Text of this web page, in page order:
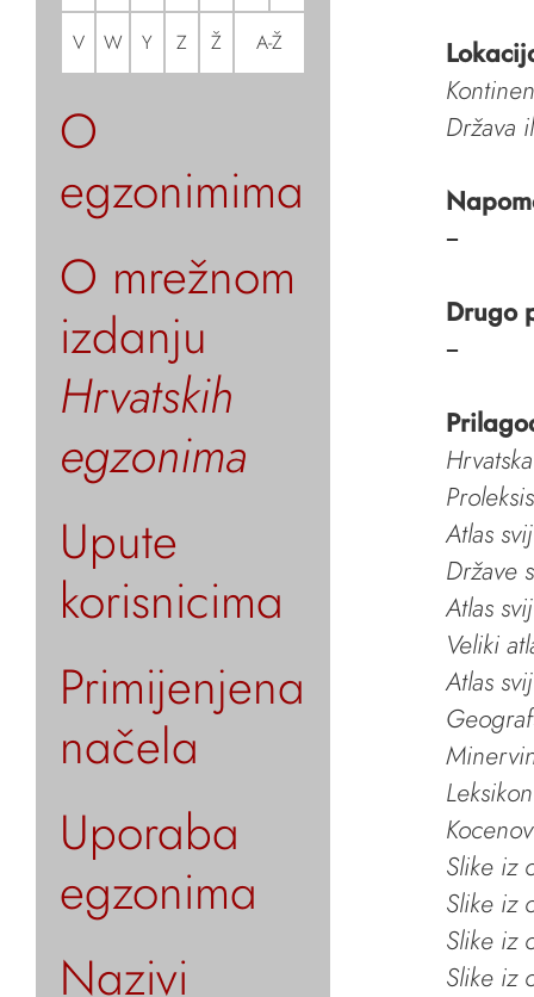
V W Y Z Ž A-Ž
O
egzonimima
O mrežnom
izdanju
Hrvatskih
egzonima
Upute
korisnicima
Primijenjena
načela
Uporaba
egzonima
Nazivi
Država
–
Drugo
–
Atlas
Države
Atlas
Veliki
Atlas
Slike iz
Slike iz
Slike iz
Slike iz